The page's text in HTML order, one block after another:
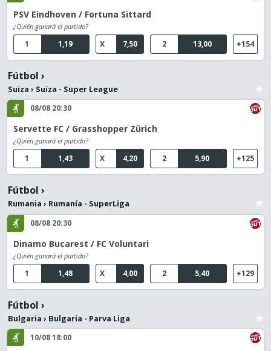
PSV Eindhoven / Fortuna Sittard
¿Quién ganará el partido?
1,19
1 7,50
X 13,00
2 +154
Fútbol ›
Suiza › Suiza - Super League
08/08 20:30
Servette FC / Grasshopper Zürich
¿Quién ganará el partido?
1,43
1 4,20
X 5,90
2 +125
Fútbol ›
Rumania › Rumanía - SuperLiga
08/08 20:30
Dinamo Bucarest / FC Voluntari
¿Quién ganará el partido?
1,48
1 4,00
X 5,40
2 +129
Fútbol ›
Bulgaria › Bulgaria - Parva Liga
10/08 18:00